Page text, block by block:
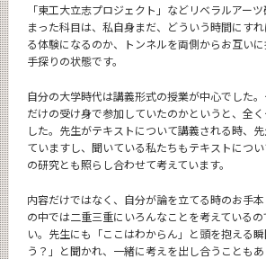
「東工大立志プロジェクト」などリベラルアー
まった科目は、私自身まだ、どういう時間にす
る体験になるのか、トンネルを両側からお互い
手探りの状態です。
自分の大学時代は講義形式の授業が中心でした
だけの受け身で参加していたのかというと、全
した。先生がテキストについて講義される時、
ていますし、聞いている私たちもテキストにつ
の研究とも照らし合わせて考えています。
内容だけではなく、自分が論を立てる時のお手
の中では二重三重にいろんなことを考えている
い。先生にも「ここはわからん」と頭を抱える
う？」と聞かれ、一緒に考えを出し合うこともあ